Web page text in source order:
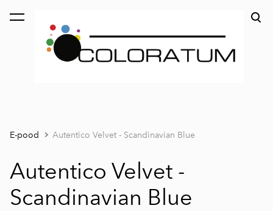
lisati ostukorvi.
E-pood Autentico Velvet - Scandinavian Blue
Autentico Velvet -
Scandinavian Blue